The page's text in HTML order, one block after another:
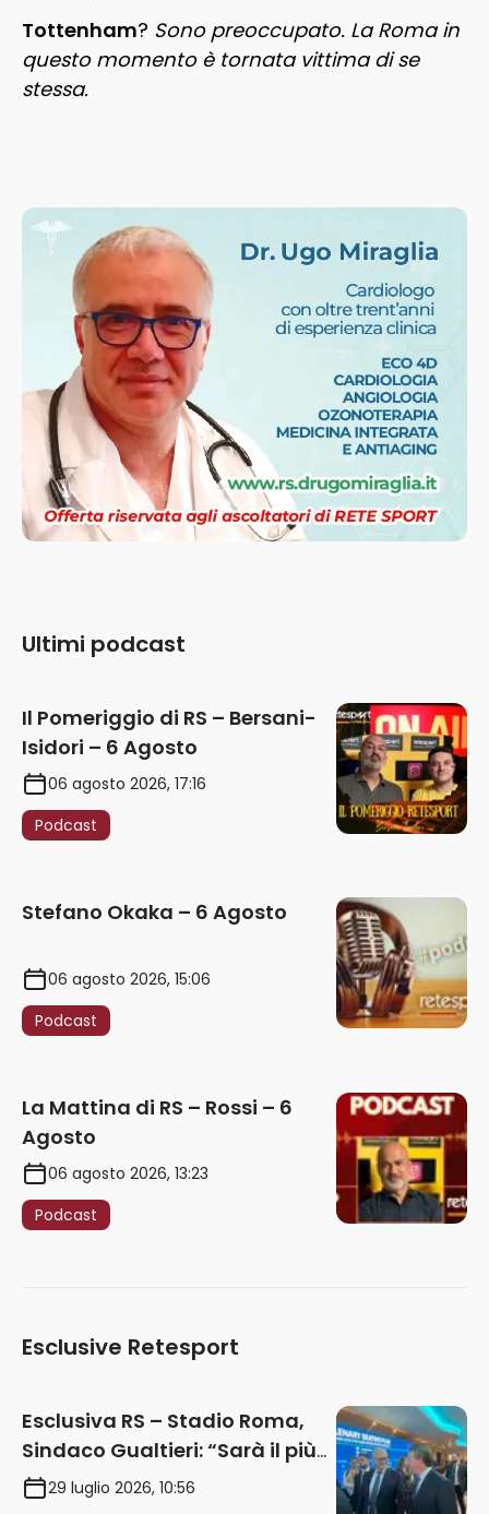
Tottenham? Sono preoccupato. La Roma in
questo momento è tornata vittima di se
stessa.
Ultimi podcast
Il Pomeriggio di RS – Bersani-
Isidori – 6 Agosto
06 agosto 2026, 17:16
Podcast
Stefano Okaka – 6 Agosto
06 agosto 2026, 15:06
Podcast
La Mattina di RS – Rossi – 6
Agosto
06 agosto 2026, 13:23
Podcast
Esclusive Retesport
Esclusiva RS – Stadio Roma,
Sindaco Gualtieri: “Sarà il più
iconico del mondo. Assoluta
29 luglio 2026, 10:56